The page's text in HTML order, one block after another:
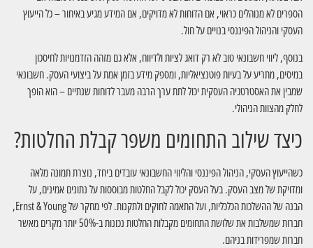
הספרים לא מנוהלים כראוי, אם הדוחות לא מדויקים, אם המידע מגיע באיחור – כל הייעוץ
העסקי והניהול הפיננסי בנויים על חול.
בנוסף, ליווי חשבונאי טוב לא רק דואג לציות ולדיווח, אלא גם מזהה הזדמנויות לחיסכון
במיסים, מתריע על בעיות פוטנציאליות, ומספק מידע בזמן אמת על ביצועי העסק. חשבונאי
שמבין את האסטרטגיה העסקית יכול לתת ערך הרבה מעבר לדוחות שנתיים – הוא הופך
לחלק מהצוות הניהולי.
כיצד שילוב התחומים משפר קבלת החלטות?
כשהייעוץ העסקי, הניהול הפיננסי והליווי החשבונאי עובדים ביחד, נוצרת תמונה מלאה
ומדויקת של מצב העסק. בעל העסק יכול לקבל החלטות מבוססות על נתונים אמינים, על
הבנה של ההשלכות הכלכליות, ועל התאמה לחוקים ולתקנות. לפי מחקר של Ernst & Young,
חברות שמשלבות את שלושת התחומים מקבלות החלטות נכונות ב-50% יותר מקרים מאשר
חברות שמפרידות בניהם.